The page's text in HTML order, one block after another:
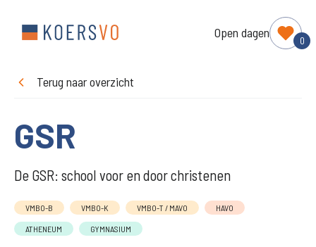
Open dagen
0
Terug naar overzicht
GSR
De GSR: school voor en door christenen
VMBO-B VMBO-K VMBO-T / MAVO HAVO
ATHENEUM GYMNASIUM